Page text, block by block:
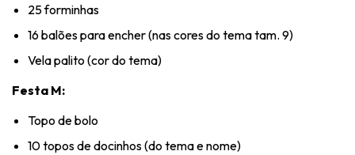
25 forminhas
16 balões para encher (nas cores do tema tam. 9)
Vela palito (cor do tema)
Festa M:
Topo de bolo
10 topos de docinhos (do tema e nome)